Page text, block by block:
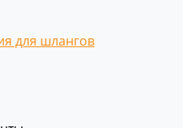
для шлангов